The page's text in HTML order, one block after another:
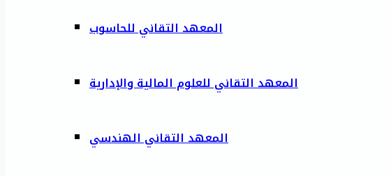
المعهد التقاني للحاسوب
المعهد التقاني للعلوم المالية والإدارية
المعهد التقاني الهندسي